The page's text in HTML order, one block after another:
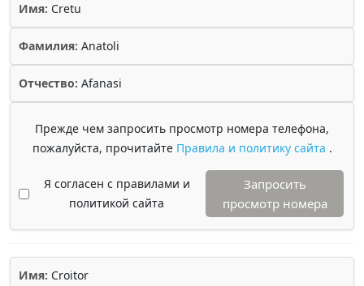
Имя: Cretu
Фамилия: Anatoli
Отчество: Afanasi
Прежде чем запросить просмотр номера телефона,
пожалуйста, прочитайте Правила и политику сайта .
Я согласен с правилами и
политикой сайта
Запросить
просмотр номера
Имя: Croitor